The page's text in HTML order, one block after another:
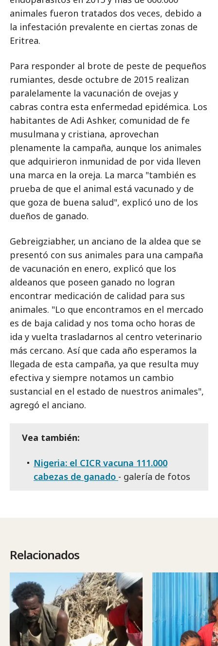
animales fueron tratados dos veces, debido a
la infestación prevalente en ciertas zonas de
Eritrea.
Para responder al brote de peste de pequeños
rumiantes, desde octubre de 2015 realizan
paralelamente la vacunación de ovejas y
cabras contra esta enfermedad epidémica. Los
habitantes de Adi Ashker, comunidad de fe
musulmana y cristiana, aprovechan
plenamente la campaña, aunque los animales
que adquirieron inmunidad de por vida lleven
una marca en la oreja. La marca "también es
prueba de que el animal está vacunado y de
que goza de buena salud", explicó uno de los
dueños de ganado.
Gebreigziabher, un anciano de la aldea que se
presentó con sus animales para una campaña
de vacunación en enero, explicó que los
aldeanos que poseen ganado no logran
encontrar medicación de calidad para sus
animales. "Lo que encontramos en el mercado
es de baja calidad y nos toma ocho horas de
ida y vuelta trasladarnos al centro veterinario
más cercano. Así que cada año esperamos la
llegada de esta campaña, ya que resulta muy
efectiva y siempre notamos un cambio
sustancial en el estado de nuestros animales",
agregó el anciano.
Vea también:
Nigeria: el CICR vacuna 111.000
cabezas de ganado - galería de fotos
Relacionados